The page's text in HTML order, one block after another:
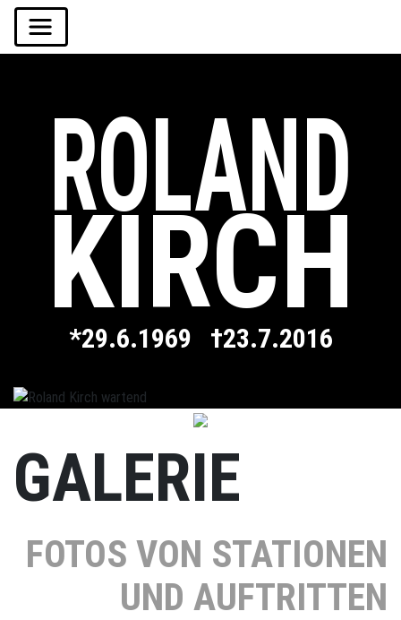
ROLAND
KIRCH
*29.6.1969 †23.7.2016
GALERIE
FOTOS VON STATIONEN
UND AUFTRITTEN